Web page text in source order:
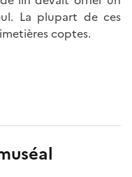
La plupart de ces
coptes.